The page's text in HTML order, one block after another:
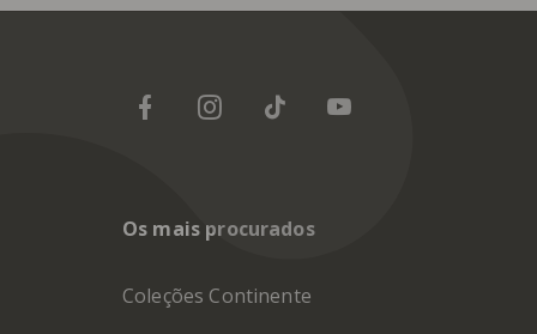
Os mais procurados
Coleções Continente